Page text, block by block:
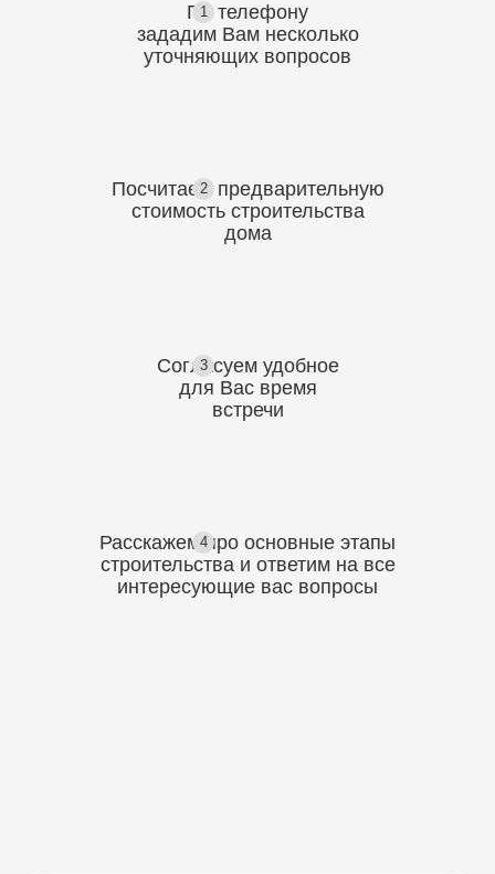
1
По телефону
зададим Вам несколько
уточняющих вопросов
2
Посчитаем предварительную
стоимость строительства
дома
3
Согласуем удобное
для Вас время
встречи
4
Расскажем про основные этапы
строительства и ответим на все
интересующие вас вопросы